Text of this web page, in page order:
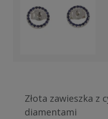
Złota zawieszka z
diamentami